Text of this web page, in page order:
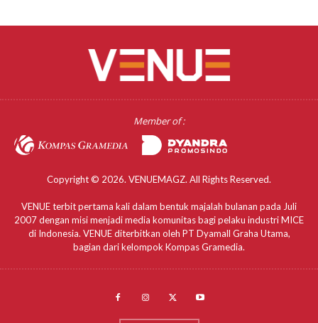
Member of :
Copyright © 2026. VENUEMAGZ. All Rights Reserved.
VENUE terbit pertama kali dalam bentuk majalah bulanan pada Juli
2007 dengan misi menjadi media komunitas bagi pelaku industri MICE
di Indonesia. VENUE diterbitkan oleh PT Dyamall Graha Utama,
bagian dari kelompok Kompas Gramedia.